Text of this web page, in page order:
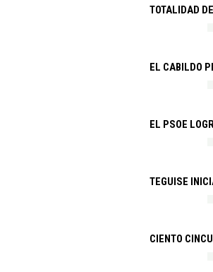
TOTALIDAD
EL CABILDO
EL PSOE
TEGUISE
CIENTO